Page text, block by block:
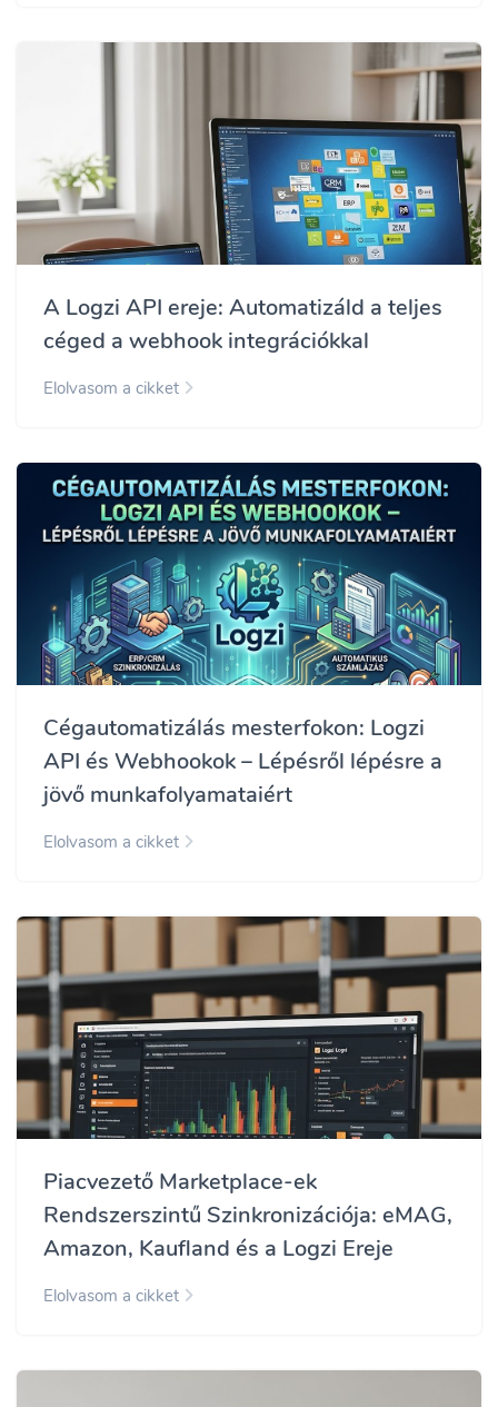
A Logzi API ereje: Automatizáld a teljes
céged a webhook integrációkkal
Elolvasom a cikket
Cégautomatizálás mesterfokon: Logzi
API és Webhookok – Lépésről lépésre a
jövő munkafolyamataiért
Elolvasom a cikket
Piacvezető Marketplace-ek
Rendszerszintű Szinkronizációja: eMAG,
Amazon, Kaufland és a Logzi Ereje
Elolvasom a cikket